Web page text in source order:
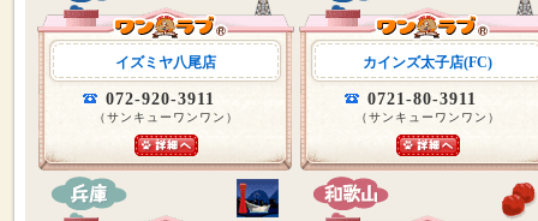
イズミヤ八尾店
072-920-3911
（サンキューワンワン）
カインズ太子店(FC)
0721-80-3911
（サンキューワンワン）